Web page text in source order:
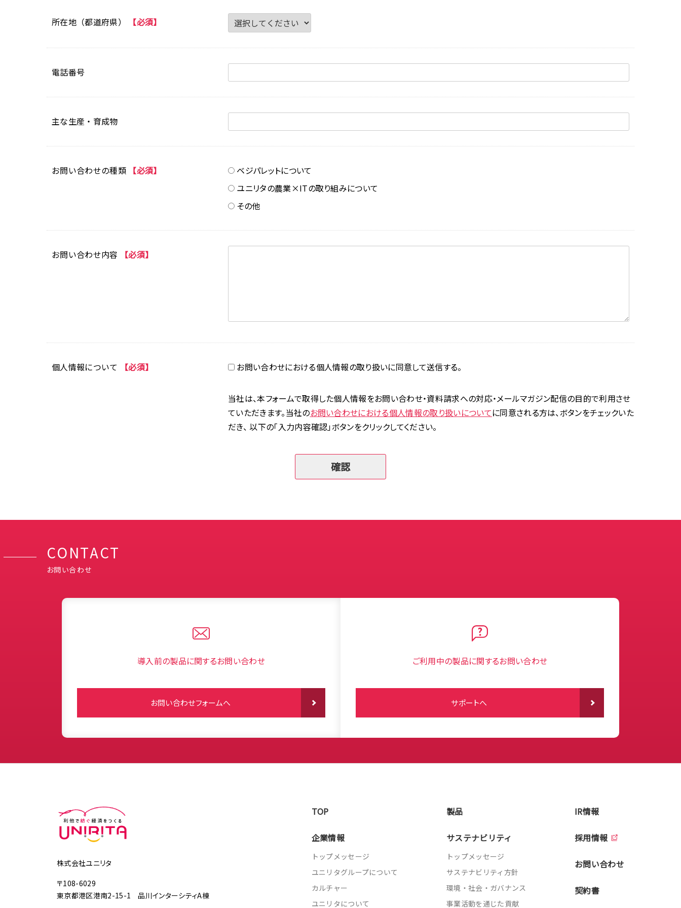
所在地（都道府県） 【必須】
電話番号
主な生産・育成物
お問い合わせの種類 【必須】
ベジパレットについて
ユニリタの農業×ITの取り組みについて
その他
お問い合わせ内容 【必須】
個人情報について 【必須】 お問い合わせにおける個人情報の取り扱いに同意して送信する。
当社は、本フォームで取得した個人情報をお問い合わせ・資料請求への対応・メールマガジン配信の目的で利用させ
ていただきます。当社のお問い合わせにおける個人情報の取り扱いについてに同意される方は、ボタンをチェックいた
だき、 以下の「入力内容確認」ボタンをクリックしてください。
CONTACT
お問い合わせ
導入前の製品に関するお問い合わせ
お問い合わせフォームへ
ご利用中の製品に関するお問い合わせ
サポートへ
株式会社ユニリタ
〒108-6029
東京都港区港南2-15-1 品川インターシティA棟
TOP
企業情報
トップメッセージ
ユニリタグループについて
カルチャー
ユニリタについて
製品
サステナビリティ
トップメッセージ
サステナビリティ方針
環境・社会・ガバナンス
事業活動を通じた貢献
IR情報
採用情報
お問い合わせ
契約書